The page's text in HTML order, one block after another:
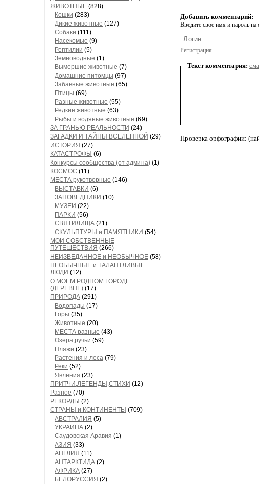
ЖИВОТНЫЕ (828)
Кошки (283)
Дикие животные (127)
Собаки (111)
Насекомые (9)
Рептилии (5)
Земноводные (1)
Вымершие животные (7)
Домашние питомцы (97)
Забавные животные (65)
Птицы (69)
Разные животные (55)
Редкие животные (63)
Рыбы и водяные животные (69)
ЗА ГРАНЬЮ РЕАЛЬНОСТИ (24)
ЗАГАДКИ И ТАЙНЫ ВСЕЛЕННОЙ (29)
ИСТОРИЯ (27)
КАТАСТРОФЫ (6)
Конкурсы сообщества (от админа) (1)
КОСМОС (11)
МЕСТА рукотворные (146)
ВЫСТАВКИ (6)
ЗАПОВЕДНИКИ (10)
МУЗЕИ (22)
ПАРКИ (56)
СВЯТИЛИЩА (21)
СКУЛЬПТУРЫ и ПАМЯТНИКИ (54)
МОИ СОБСТВЕННЫЕ
ПУТЕШЕСТВИЯ (266)
НЕИЗВЕДАННОЕ и НЕОБЫЧНОЕ (58)
НЕОБЫЧНЫЕ и ТАЛАНТЛИВЫЕ
ЛЮДИ (12)
О МОЕМ РОДНОМ ГОРОДЕ
(ДЕРЕВНЕ) (17)
ПРИРОДА (291)
Водопады (17)
Горы (35)
Животные (20)
МЕСТА разные (43)
Озера,ручьи (59)
Пляжи (23)
Растения и леса (79)
Реки (52)
Явления (23)
ПРИТЧИ,ЛЕГЕНДЫ,СТИХИ (12)
Разное (70)
РЕКОРДЫ (2)
СТРАНЫ и КОНТИНЕНТЫ (709)
АВСТРАЛИЯ (5)
УКРАИНА (2)
Саудовская Аравия (1)
АЗИЯ (33)
АНГЛИЯ (11)
АНТАРКТИДА (2)
АФРИКА (27)
БЕЛОРУССИЯ (2)
Добавить комментарий:
Введите свое имя и пароль на
Регистрация
Текст комментария:
Проверка орфографии: